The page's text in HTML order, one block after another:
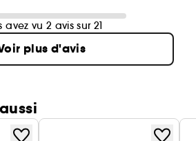
avez vu 2 avis sur 21
plus d'avis